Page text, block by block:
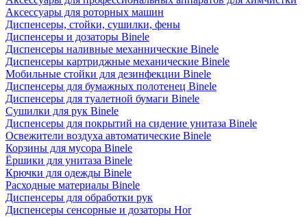
Аксессуары для роторных машин
Диспенсеры, стойки, сушилки, фены
Диспенсеры и дозаторы Binele
Диспенсеры наливные механнические Binele
Диспенсеры картриджные механические Binele
Мобильные стойки для дезинфекции Binele
Диспенсеры для бумажных полотенец Binele
Диспенсеры для туалетной бумаги Binele
Сушилки для рук Binele
Диспенсеры для покрытий на сидение унитаза Binele
Освежители воздуха автоматические Binele
Корзины для мусора Binele
Ёршики для унитаза Binele
Крючки для одежды Binele
Расходные материалы Binele
Диспенсеры для обработки рук
Диспенсеры сенсорные и дозаторы Hor